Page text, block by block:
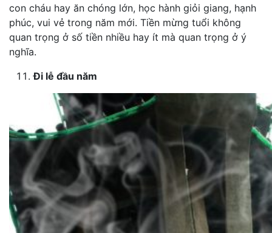
con cháu hay ăn chóng lớn, học hành giỏi giang, hạnh
phúc, vui vẻ trong năm mới. Tiền mừng tuổi không
quan trọng ở số tiền nhiều hay ít mà quan trọng ở ý
nghĩa.
Đi lễ đầu năm